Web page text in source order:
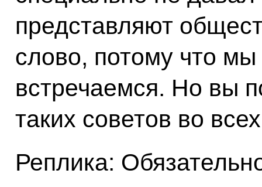
представляют
слово, потому что
встречаемся. Но вы
таких советов во
Реплика: